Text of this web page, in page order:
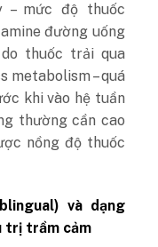
– mức độ thuốc
đường uống
thuốc trải qua
metabolism – quá
khi vào hệ tuần
thường cần cao
nồng độ thuốc
và dạng
trị trầm cảm